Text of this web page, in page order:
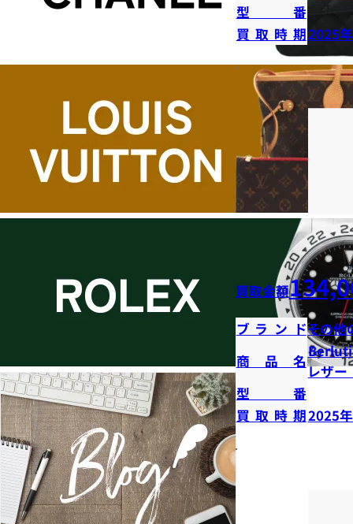
型番
買取時期2025
買取金額
ブランドその他
商品名
Berluti
レザー
型番
買取時期2025